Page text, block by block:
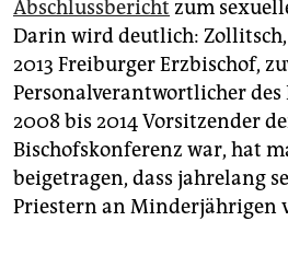
Abschlussbericht zum
Darin wird deutlich:
2013 Freiburger Erzbischof,
Personalverantwortlicher des
2008 bis 2014 Vorsitzender
Bischofskonferenz war, hat
beigetragen, dass jahrelang
Priestern an Minderjährigen